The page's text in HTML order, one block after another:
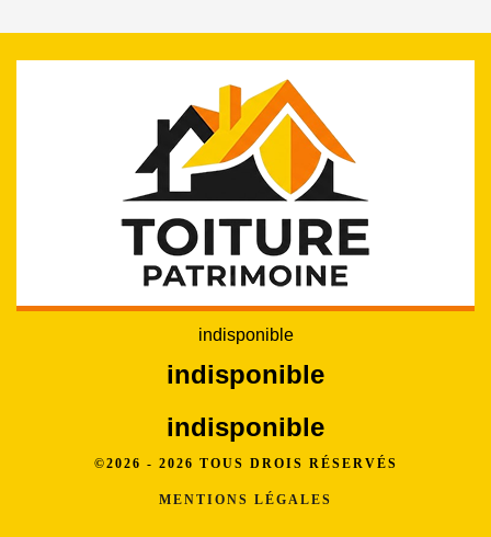
indisponible
indisponible
indisponible
©2026 - 2026 TOUS DROIS RÉSERVÉS
MENTIONS LÉGALES